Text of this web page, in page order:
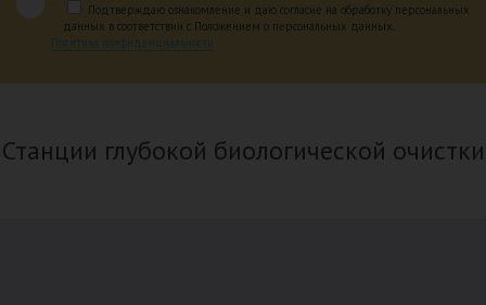
Подтверждаю ознакомление и даю согласие на обработку персональных
данных в соответствии с Положением о персональных данных.
Политика конфиденциальности
Станции глубокой биологической очистки